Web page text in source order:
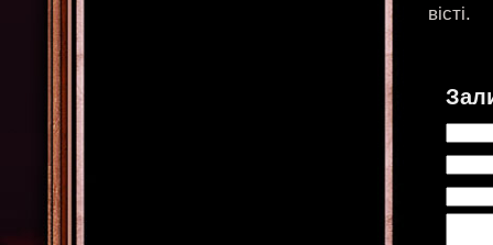
вісті.